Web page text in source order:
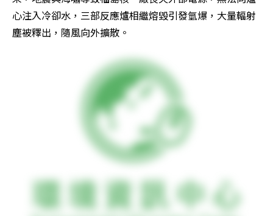
心注入冷卻水，三部反應爐相繼熔毀引發氫爆，大量輻射
塵被釋出，隨風向外擴散。